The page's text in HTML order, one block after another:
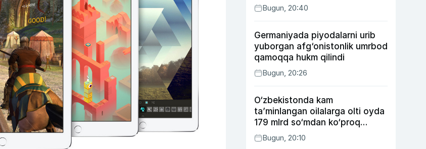
Bugun, 20:40
Germaniyada piyodalarni urib
yuborgan afg‘onistonlik umrbod
qamoqqa hukm qilindi
Bugun, 20:26
O‘zbekistonda kam
ta’minlangan oilalarga olti oyda
179 mlrd so‘mdan ko‘proq
ijtimoiy keshbek to‘lab berildi
Bugun, 20:10